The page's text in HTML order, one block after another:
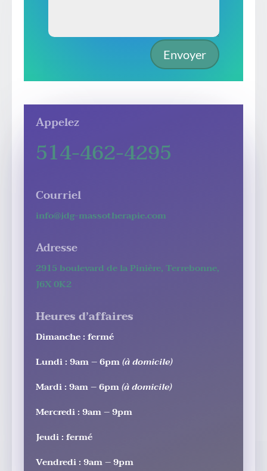
Envoyer
Appelez
514-462-4295
Courriel
info@jdg-massotherapie.com
Adresse
2915 boulevard de la Pinière, Terrebonne,
J6X 0K2
Heures d’affaires
Dimanche : fermé
Lundi : 9am – 6pm(à domicile)
Mardi : 9am – 6pm(à domicile)
Mercredi : 9am – 9pm
Jeudi : fermé
Vendredi : 9am – 9pm